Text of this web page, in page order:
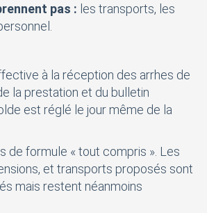
pas : les transports, les
à la réception des arrhes de
la prestation et du bulletin
est réglé le jour même de la
de formule « tout compris ». Les
et transports proposés sont
mais restent néanmoins